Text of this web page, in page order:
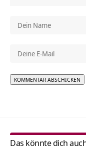
Das könnte dich